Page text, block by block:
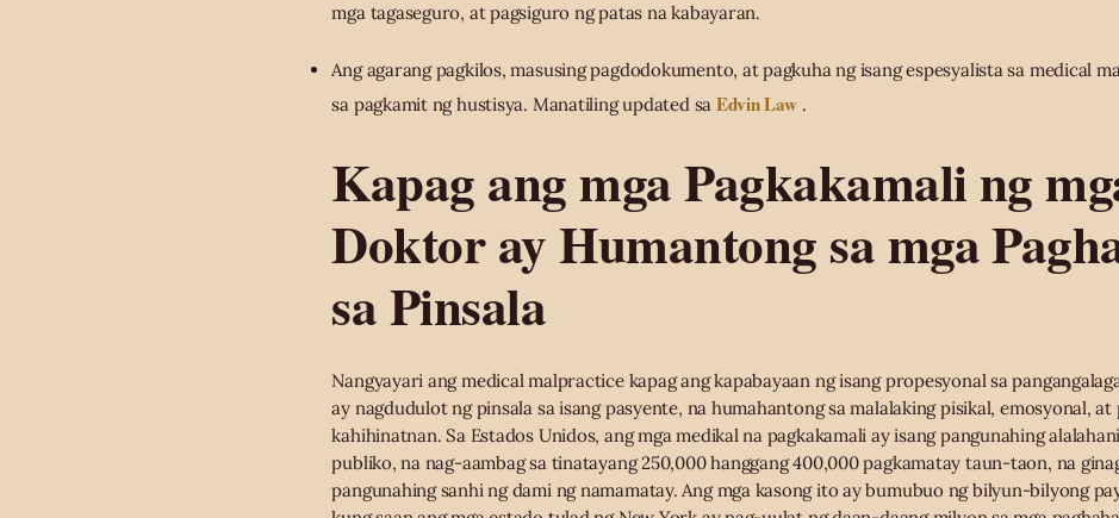
mga tagaseguro, at pagsiguro ng patas na kabayaran.
Ang agarang pagkilos, masusing pagdodokumento, at pagkuha ng isang espesyalista sa medical
sa pagkamit ng hustisya. Manatiling updated sa Edvin Law.
Kapag ang mga Pagkakamali ng
Doktor ay Humantong sa mga
sa Pinsala
Nangyayari ang medical malpractice kapag ang kapabayaan ng isang propesyonal sa
ay nagdudulot ng pinsala sa isang pasyente, na humahantong sa malalaking pisikal, emosyonal, at
kahihinatnan. Sa Estados Unidos, ang mga medikal na pagkakamali ay isang pangunahing
publiko, na nag-aambag sa tinatayang 250,000 hanggang 400,000 pagkamatay taun-taon, na
pangunahing sanhi ng dami ng namamatay. Ang mga kasong ito ay bumubuo ng bilyun-bilyong